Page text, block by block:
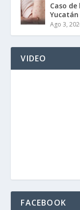
Caso
Yucatán
Ago 3,
VIDEO
FACEBOOK